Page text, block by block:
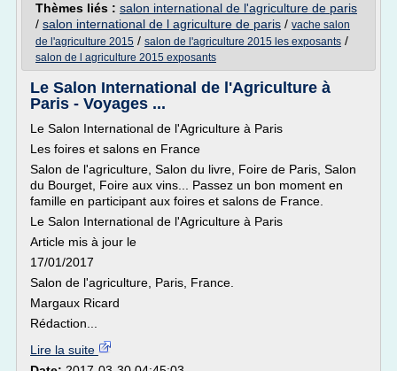
Thèmes liés : salon international de l'agriculture de paris
/ salon international de l agriculture de paris / vache salon
de l'agriculture 2015 / salon de l'agriculture 2015 les exposants /
salon de l agriculture 2015 exposants
Le Salon International de l'Agriculture à
Paris - Voyages ...
Le Salon International de l'Agriculture à Paris
Les foires et salons en France
Salon de l'agriculture, Salon du livre, Foire de Paris, Salon
du Bourget, Foire aux vins... Passez un bon moment en
famille en participant aux foires et salons de France.
Le Salon International de l'Agriculture à Paris
Article mis à jour le
17/01/2017
Salon de l'agriculture, Paris, France.
Margaux Ricard
Rédaction...
Lire la suite